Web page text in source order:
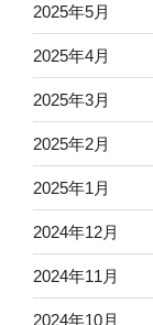
2025年5月
2025年4月
2025年3月
2025年2月
2025年1月
2024年12月
2024年11月
2024年10月